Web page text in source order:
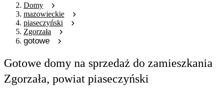
Domy
mazowieckie
piaseczyński
Zgorzała
gotowe
Gotowe domy na sprzedaż do zamieszkania
Zgorzała, powiat piaseczyński